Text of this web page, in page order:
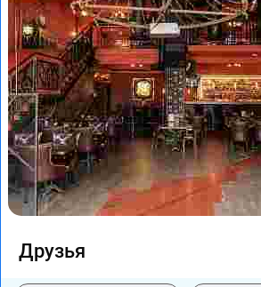
Друзья